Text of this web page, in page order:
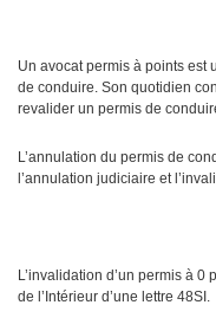
Un avocat permis à points est
de conduire. Son quotidien
revalider un permis de
L’annulation du permis de
l’annulation judiciaire et
L’invalidation d’un permis à
de l’Intérieur d’une lettre 48SI.